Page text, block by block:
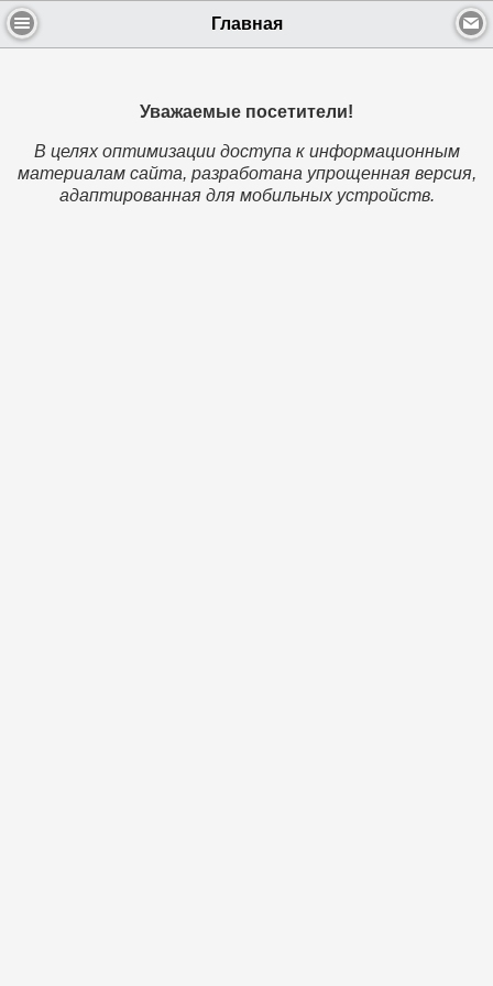
Главная
Уважаемые посетители!
В целях оптимизации доступа к информационным
материалам сайта, разработана упрощенная версия,
адаптированная для мобильных устройств.